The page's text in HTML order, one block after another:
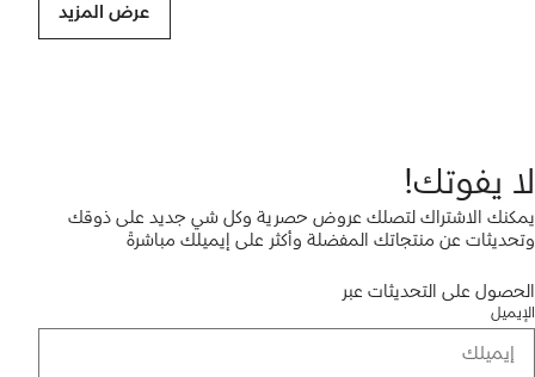
عرض المزيد
لا يفوتك!
يمكنك الاشتراك لتصلك عروض حصرية وكل شي جديد على ذوقك
وتحديثات عن منتجاتك المفضلة وأكثر على إيميلك مباشرةً
الحصول على التحديثات عبر
الإيميل